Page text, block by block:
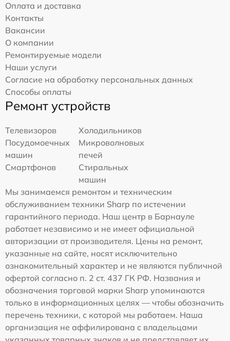
Оплата и доставка
Контакты
Вакансии
О компании
Ремонтируемые модели
Наши услуги
Согласие на обработку персональных данных
Способы оплаты
Ремонт устройств
Телевизоров
Холодильников
Посудомоечных
машин
Микроволновых
печей
Смартфонов
Стиральных
машин
Мы занимаемся ремонтом и техническим
обслуживанием техники Sharp по истечении
гарантийного периода. Наш центр в Барнауле
работает независимо и не имеет официальной
авторизации от производителя. Цены на ремонт,
указанные на сайте, носят исключительно
ознакомительный характер и не являются публичной
офертой согласно п. 2 ст. 437 ГК РФ. Названия и
обозначения торговой марки Sharp упоминаются
только в информационных целях — чтобы обозначить
перечень техники, с которой мы работаем. Наша
организация не аффилирована с владельцами